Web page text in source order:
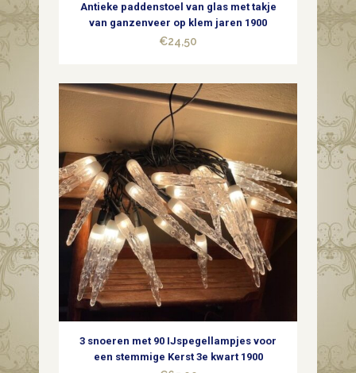
Antieke paddenstoel van glas met takje
van ganzenveer op klem jaren 1900
€24,50
3 snoeren met 90 IJspegellampjes voor
een stemmige Kerst 3e kwart 1900